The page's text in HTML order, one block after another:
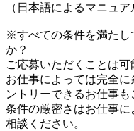
（日本語によるマニュ
※すべての条件を満たし
か？
ご応募いただくことは可
お仕事によっては完全
ントリーできるお仕事も
条件の厳密さはお仕事
相談ください。